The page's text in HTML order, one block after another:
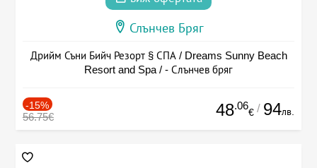
Слънчев Бряг
Дрийм Съни Бийч Резорт § СПА / Dreams Sunny Beach
Resort and Spa / - Слънчев бряг
-15%
56.75€ 48.06
€ / 94лв.